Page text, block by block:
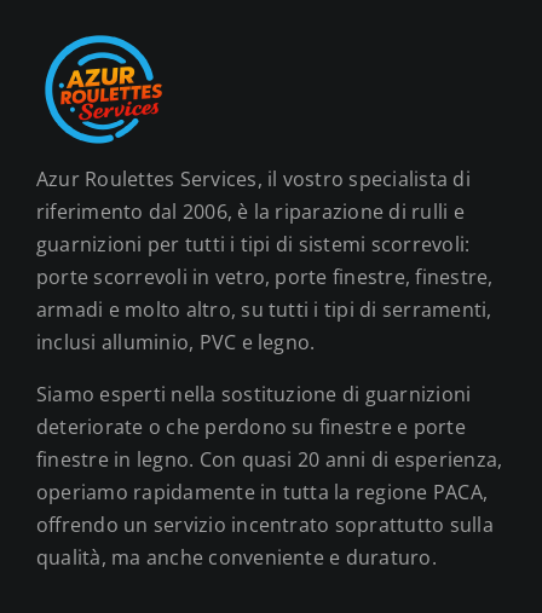
Azur Roulettes Services, il vostro specialista di
riferimento dal 2006, è la riparazione di rulli e
guarnizioni per tutti i tipi di sistemi scorrevoli:
porte scorrevoli in vetro, porte finestre, finestre,
armadi e molto altro, su tutti i tipi di serramenti,
inclusi alluminio, PVC e legno.
Siamo esperti nella sostituzione di guarnizioni
deteriorate o che perdono su finestre e porte
finestre in legno. Con quasi 20 anni di esperienza,
operiamo rapidamente in tutta la regione PACA,
offrendo un servizio incentrato soprattutto sulla
qualità, ma anche conveniente e duraturo.